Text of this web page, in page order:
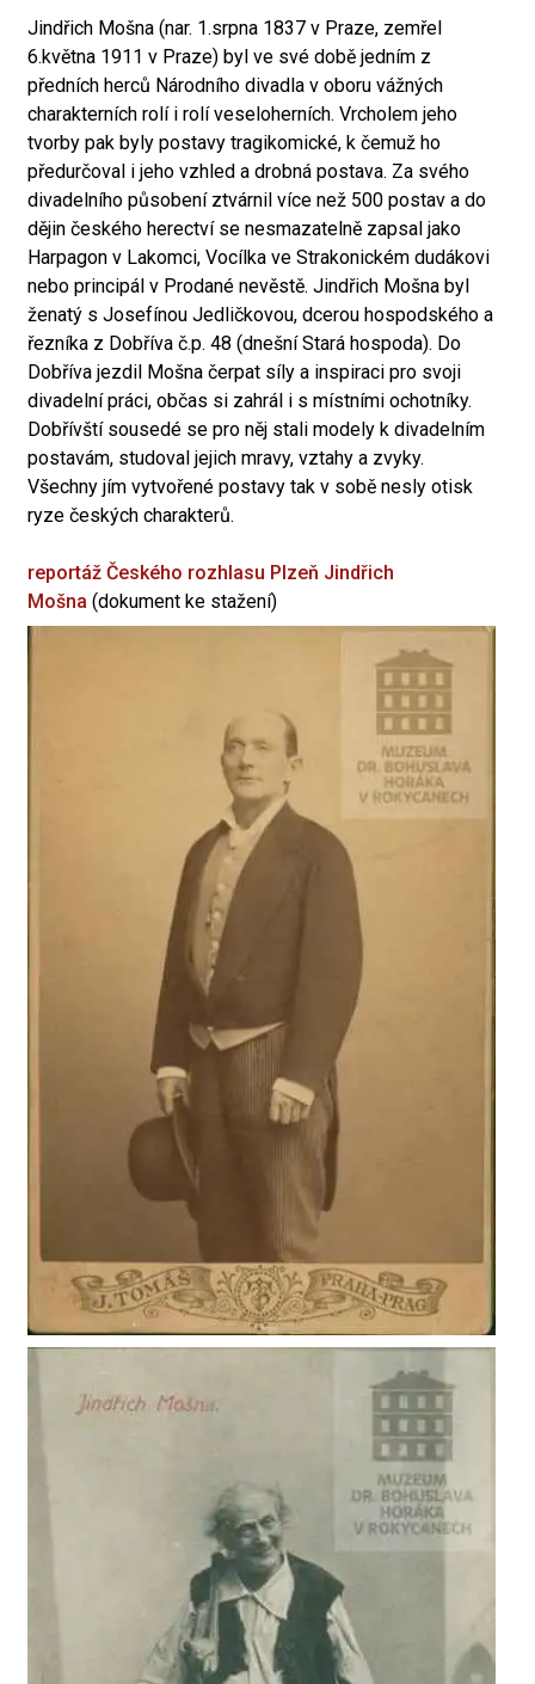
Jindřich Mošna (nar. 1.srpna 1837 v Praze, zemřel
6.května 1911 v Praze) byl ve své době jedním z
předních herců Národního divadla v oboru vážných
charakterních rolí i rolí veseloherních. Vrcholem jeho
tvorby pak byly postavy tragikomické, k čemuž ho
předurčoval i jeho vzhled a drobná postava. Za svého
divadelního působení ztvárnil více než 500 postav a do
dějin českého herectví se nesmazatelně zapsal jako
Harpagon v Lakomci, Vocílka ve Strakonickém dudákovi
nebo principál v Prodané nevěstě. Jindřich Mošna byl
ženatý s Josefínou Jedličkovou, dcerou hospodského a
řezníka z Dobříva č.p. 48 (dnešní Stará hospoda). Do
Dobříva jezdil Mošna čerpat síly a inspiraci pro svoji
divadelní práci, občas si zahrál i s místními ochotníky.
Dobřívští sousedé se pro něj stali modely k divadelním
postavám, studoval jejich mravy, vztahy a zvyky.
Všechny jím vytvořené postavy tak v sobě nesly otisk
ryze českých charakterů.
reportáž Českého rozhlasu Plzeň Jindřich
Mošna (dokument ke stažení)